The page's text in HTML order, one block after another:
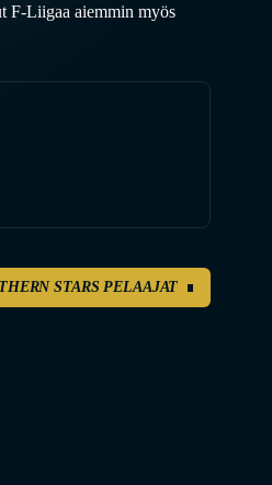
F-Liigaa aiemmin myös
STARS PELAAJAT